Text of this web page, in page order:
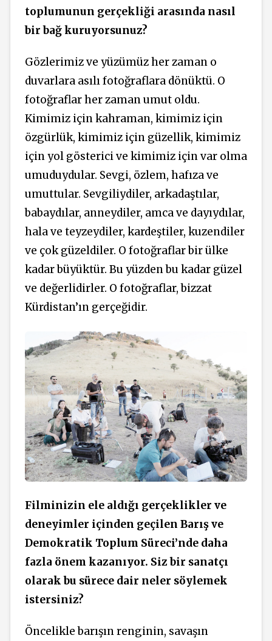
toplumunun gerçekliği arasında nasıl
bir bağ kuruyorsunuz?
Gözlerimiz ve yüzümüz her zaman o
duvarlara asılı fotoğraflara dönüktü. O
fotoğraflar her zaman umut oldu.
Kimimiz için kahraman, kimimiz için
özgürlük, kimimiz için güzellik, kimimiz
için yol gösterici ve kimimiz için var olma
umuduydular. Sevgi, özlem, hafıza ve
umuttular. Sevgiliydiler, arkadaştılar,
babaydılar, anneydiler, amca ve dayıydılar,
hala ve teyzeydiler, kardeştiler, kuzendiler
ve çok güzeldiler. O fotoğraflar bir ülke
kadar büyüktür. Bu yüzden bu kadar güzel
ve değerlidirler. O fotoğraflar, bizzat
Kürdistan’ın gerçeğidir.
Filminizin ele aldığı gerçeklikler ve
deneyimler içinden geçilen Barış ve
Demokratik Toplum Süreci’nde daha
fazla önem kazanıyor. Siz bir sanatçı
olarak bu sürece dair neler söylemek
istersiniz?
Öncelikle barışınrenginin, savaşın